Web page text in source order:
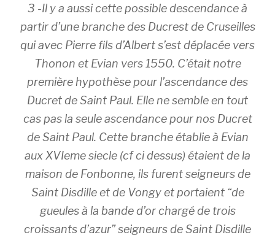
3 -Il y a aussi cette possible descendance à
partir d’une branche des Ducrest de Cruseilles
qui avec Pierre fils d’Albert s’est déplacée vers
Thonon et Evian vers 1550. C’était notre
première hypothèse pour l’ascendance des
Ducret de Saint Paul. Elle ne semble en tout
cas pas la seule ascendance pour nos Ducret
de Saint Paul. Cette branche établie à Evian
aux XVIeme siecle (cf ci dessus) étaient de la
maison de Fonbonne, ils furent seigneurs de
Saint Disdille et de Vongy et portaient “de
gueules à la bande d’or chargé de trois
croissants d’azur” seigneurs de Saint Disdille